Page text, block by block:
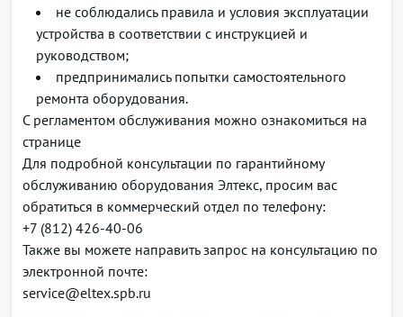
Четыре очереди приоритетов 802.1p
QoS на основе: порта коммутатора, VLAN, DSCP, MAC-
адреса источника/приемника
VLAN: стандарт IEEE 802.1Q, Q-in-Q - двойное
тегирование, диапазон значений от 0 до 4095
IGMP Snooping
MVR (Multicast VLAN Registration)
Локальное зеркалирование трафика
не соблюдались правила и условия эксплуатации
устройства в соответствии с инструкцией и
руководством;
предпринимались попытки самостоятельного
ремонта оборудования.
С регламентом обслуживания можно ознакомиться на
странице
Для подробной консультации по гарантийному
обслуживанию оборудования Элтекс, просим вас
обратиться в коммерческий отдел по телефону:
+7 (812) 426-40-06
Также вы можете направить запрос на консультацию по
электронной почте:
service@eltex.spb.ru